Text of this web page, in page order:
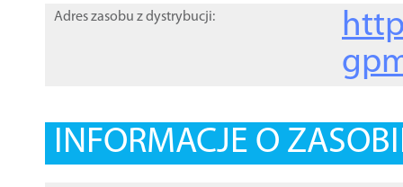
Adres zasobu z dystrybucji:
INFORMACJE O